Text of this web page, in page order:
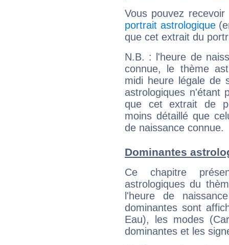
Vous pouvez
portrait astrologique
que cet extrait du
N.B. : l'heure de
connue, le thème
midi heure légale de
astrologiques n'étant
que cet extrait de
moins détaillé que
de naissance connue.
Dominantes
Ce chapitre
astrologiques du
l'heure de
dominantes sont
Eau), les modes
dominantes et les